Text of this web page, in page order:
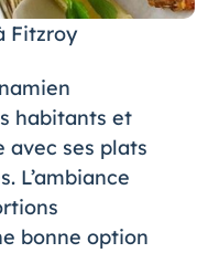
Fitzroy
habitants et
avec ses plats
L’ambiance
bonne option